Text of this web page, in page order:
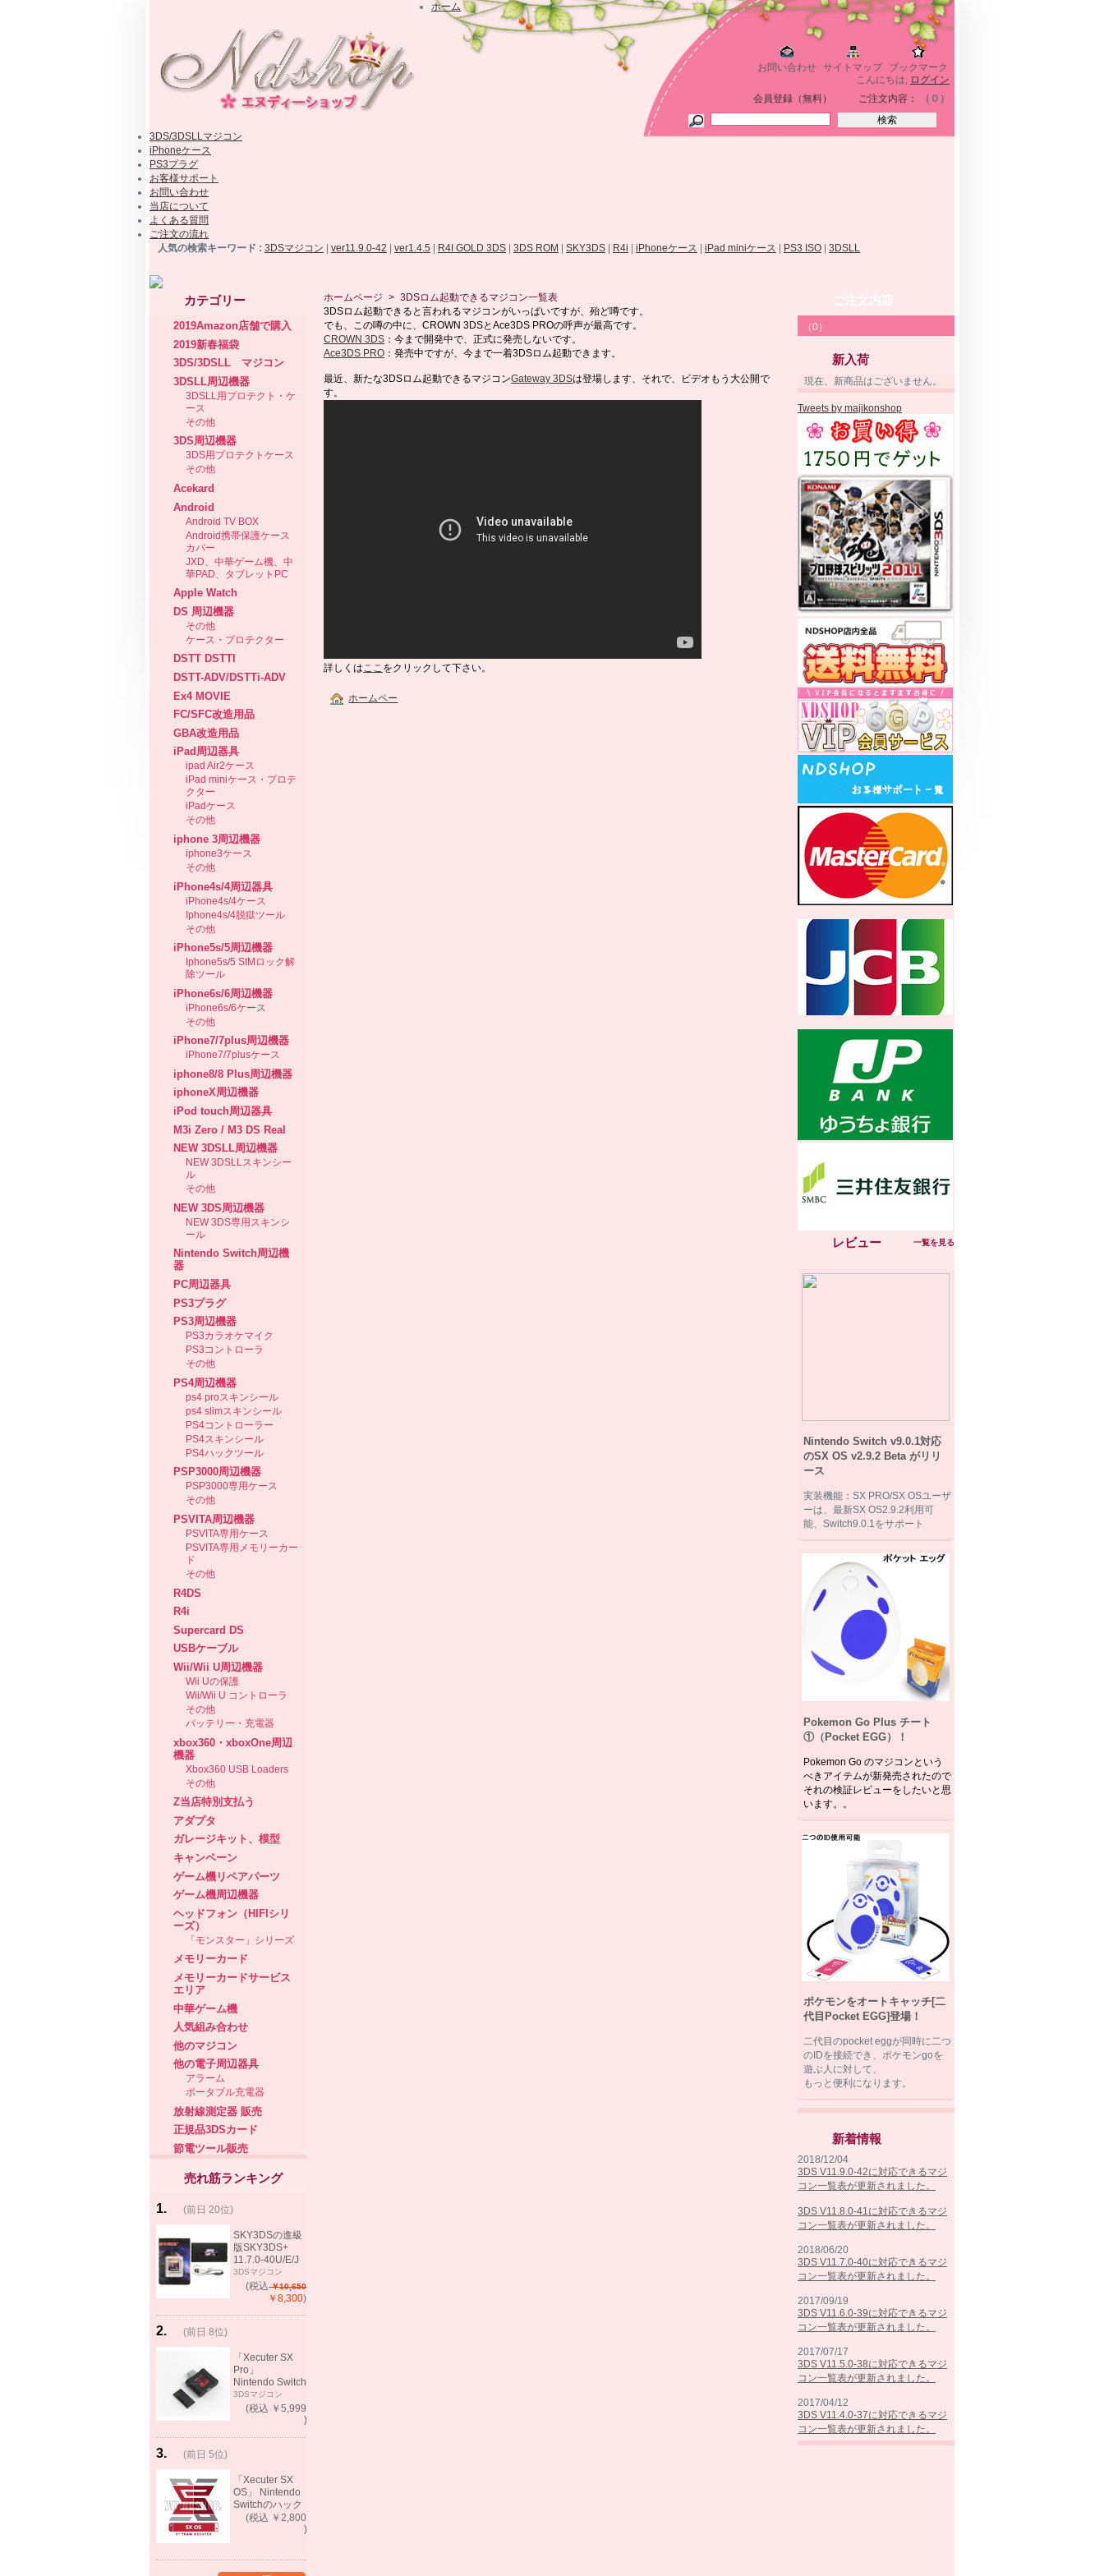
お問い合わせ サイトマップ
ブックマーク
こんにちは,
ログイン
ご注文内容： （０）
会員登録（無料）
ホーム
3DS/3DSLLマジコン
iPhoneケース
PS3プラグ
お客様サポート
お問い合わせ
当店について
よくある質問
ご注文の流れ
人気の検索キーワード : 3DSマジコン ver11.9.0-42 ver1.4.5 R4I GOLD 3DS 3DS ROM SKY3DS R4i iPhoneケース iPad miniケース PS3 ISO 3DSLL
カテゴリー
2019Amazon店舗で購入
2019新春福袋
3DS/3DSLL マジコン
3DSLL周辺機器
3DSLL用プロテクト・ケ
ース
その他
3DS周辺機器
3DS用プロテクトケース
その他
Acekard
Android
Android TV BOX
Android携帯保護ケース
カバー
JXD、中華ゲーム機、中
華PAD、タブレットPC
Apple Watch
DS 周辺機器
その他
ケース・プロテクター
DSTT DSTTI
DSTT-ADV/DSTTi-ADV
Ex4 MOVIE
FC/SFC改造用品
GBA改造用品
iPad周辺器具
ipad Air2ケース
iPad miniケース・プロテ
クター
iPadケース
その他
iphone 3周辺機器
iphone3ケース
その他
iPhone4s/4周辺器具
iPhone4s/4ケース
Iphone4s/4脱獄ツール
その他
iPhone5s/5周辺機器
Iphone5s/5 SIMロック解
除ツール
iPhone6s/6周辺機器
iPhone6s/6ケース
その他
iPhone7/7plus周辺機器
iPhone7/7plusケース
iphone8/8 Plus周辺機器
iphoneX周辺機器
iPod touch周辺器具
M3i Zero / M3 DS Real
NEW 3DSLL周辺機器
NEW 3DSLLスキンシー
ル
その他
NEW 3DS周辺機器
NEW 3DS専用スキンシ
ール
Nintendo Switch周辺機
器
PC周辺器具
PS3プラグ
PS3周辺機器
PS3カラオケマイク
PS3コントローラ
その他
PS4周辺機器
ps4 proスキンシール
ps4 slimスキンシール
PS4コントローラー
PS4スキンシール
PS4ハックツール
PSP3000周辺機器
PSP3000専用ケース
その他
PSVITA周辺機器
PSVITA専用ケース
PSVITA専用メモリーカー
ド
その他
R4DS
R4i
Supercard DS
USBケーブル
Wii/Wii U周辺機器
Wii Uの保護
Wii/Wii U コントローラ
その他
バッテリー・充電器
xbox360・xboxOne周辺
機器
Xbox360 USB Loaders
その他
Z当店特別支払う
アダプタ
ガレージキット、模型
キャンペーン
ゲーム機リペアパーツ
ゲーム機周辺機器
ヘッドフォン（HIFIシリ
ーズ）
「モンスター」シリーズ
メモリーカード
メモリーカードサービス
エリア
中華ゲーム機
人気組み合わせ
他のマジコン
他の電子周辺器具
アラーム
ポータブル充電器
放射線測定器 販売
正規品3DSカード
節電ツール販売
売れ筋ランキング
1.
rank
(前日 20位)
SKY3DSの進級
版SKY3DS+
11.7.0-40U/E/J
で起動可能
(MHX、FEifサポ
3DSマジコン
(税込￥10,650
￥8,300)
2.
rank
(前日 8位)
「Xecuter SX
Pro」
Nintendo Switch
バックアップゲ
ーム起動可能
3DSマジコン
(税込 ￥5,999
)
3.
rank
up!
(前日 5位)
「Xecuter SX
OS」 Nintendo
Switchのハック
ツール バック
(税込 ￥2,800
)
ホームページ > 3DSロム起動できるマジコン一覧表
3DSロム起動できると言われるマジコンがいっぱいですが、殆ど噂です。
でも、この噂の中に、CROWN 3DSとAce3DS PROの呼声が最高です。
CROWN 3DS ：今まで開発中で、正式に発売しないです。
Ace3DS PRO ：発売中ですが、今まで一着3DSロム起動できます。
最近、新たな3DSロム起動できるマジコンGateway 3DSは登場します、それで、ビデオもう大公開で
す。
詳しくはここ をクリックして下さい。
ホームペー
（0）
新入荷
現在、新商品はございません。
Tweets by majikonshop
レビュー 一覧を見る
Nintendo Switch v9.0.1対応
のSX OS v2.9.2 Beta がリリ
ース
実装機能：SX PRO/SX OSユーザ
ーは、最新SX OS2.9.2利用可
能、Switch9.0.1をサポート
Pokemon Go Plus チート
①（Pocket EGG）！
Pokemon Go のマジコンという
べきアイテムが新発売されたので
それの検証レビューをしたいと思
います。。
ポケモンをオートキャッチ[二
代目Pocket EGG]登場！
二代目のpocket eggが同時に二つ
のIDを接続でき、ポケモンgoを
遊ぶ人に対して、
もっと便利になります。
新着情報
2018/12/04
3DS V11.9.0-42に対応できるマジ
コン一覧表が更新されました。
3DS V11.8.0-41に対応できるマジ
コン一覧表が更新されました。
2018/06/20
3DS V11.7.0-40に対応できるマジ
コン一覧表が更新されました。
2017/09/19
3DS V11.6.0-39に対応できるマジ
コン一覧表が更新されました。
2017/07/17
3DS V11.5.0-38に対応できるマジ
コン一覧表が更新されました。
2017/04/12
3DS V11.4.0-37に対応できるマジ
コン一覧表が更新されました。